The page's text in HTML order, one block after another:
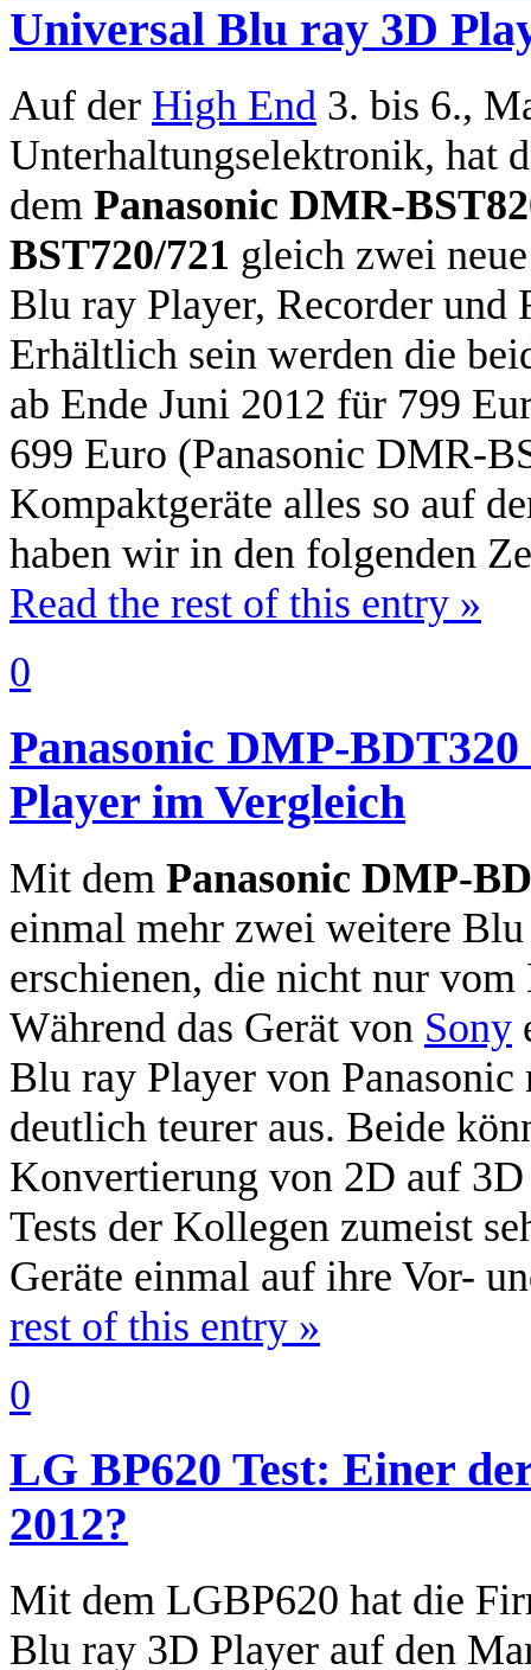
Universal Blu ray 3D
Auf der High End 3. bis 6.,
Unterhaltungselektronik, hat
dem Panasonic DMR-
BST720/721 gleich zwei
Blu ray Player, Recorder und
Erhältlich sein werden die
ab Ende Juni 2012 für 799
699 Euro (Panasonic DMR-
Kompaktgeräte alles so auf
haben wir in den folgenden
Read the rest of this entry »
0
Panasonic DMP-
Player im Vergleich
Mit dem Panasonic DMP-
einmal mehr zwei weitere
erschienen, die nicht nur
Während das Gerät von Sony
Blu ray Player von
deutlich teurer aus. Beide
Konvertierung von 2D auf
Tests der Kollegen zumeist
Geräte einmal auf ihre Vor-
rest of this entry »
0
LG BP620 Test: Einer
2012?
Mit dem LGBP620 hat die
Blu ray 3D Player auf den